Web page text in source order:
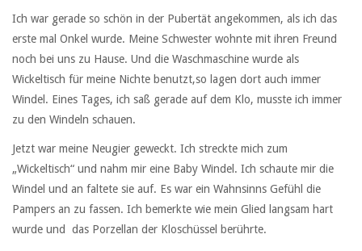
Ich war gerade so schön in der Pubertät angekommen, als ich das
erste mal Onkel wurde. Meine Schwester wohnte mit ihren Freund
noch bei uns zu Hause. Und die Waschmaschine wurde als
Wickeltisch für meine Nichte benutzt,so lagen dort auch immer
Windel. Eines Tages, ich saß gerade auf dem Klo, musste ich immer
zu den Windeln schauen.
Jetzt war meine Neugier geweckt. Ich streckte mich zum
„Wickeltisch“ und nahm mir eine Baby Windel. Ich schaute mir die
Windel und an faltete sie auf. Es war ein Wahnsinns Gefühl die
Pampers an zu fassen. Ich bemerkte wie mein Glied langsam hart
wurde und das Porzellan der Kloschüssel berührte.